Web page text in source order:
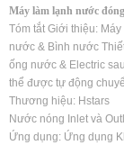
Máy làm lạnh nước
Tóm tắt Giới thiệu:
nước & Bình nước
ống nước & Electric
thể được tự động
Thương hiệu: Hstars
Nước nóng Inlet và
Ứng dụng: Ứng dụng